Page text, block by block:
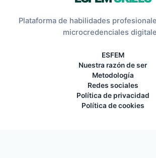
Plataforma de habilidades
microcredenciales
ESFEM
Nuestra razón de ser
Metodología
Redes sociales
Política de privacidad
Política de cookies